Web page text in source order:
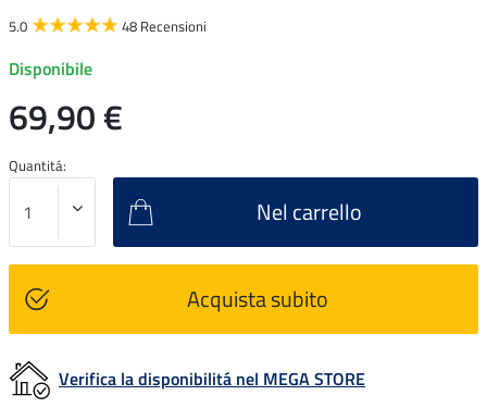
5.0 48 Recensioni
Disponibile
69,90 €
Quantitá:
Nel carrello
Acquista subito
Verifica la disponibilitá nel MEGA STORE